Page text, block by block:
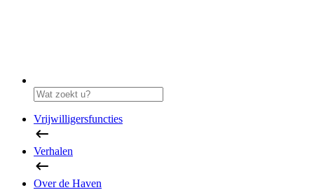
Vrijwilligersfuncties
Verhalen
Over de Haven